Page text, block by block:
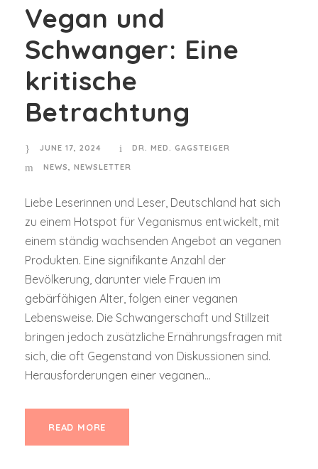
Vegan und
Schwanger: Eine
kritische
Betrachtung
JUNE 17, 2024
DR. MED. GAGSTEIGER
NEWS, NEWSLETTER
Liebe Leserinnen und Leser, Deutschland hat sich
zu einem Hotspot für Veganismus entwickelt, mit
einem ständig wachsenden Angebot an veganen
Produkten. Eine signifikante Anzahl der
Bevölkerung, darunter viele Frauen im
gebärfähigen Alter, folgen einer veganen
Lebensweise. Die Schwangerschaft und Stillzeit
bringen jedoch zusätzliche Ernährungsfragen mit
sich, die oft Gegenstand von Diskussionen sind.
Herausforderungen einer veganen...
READ MORE